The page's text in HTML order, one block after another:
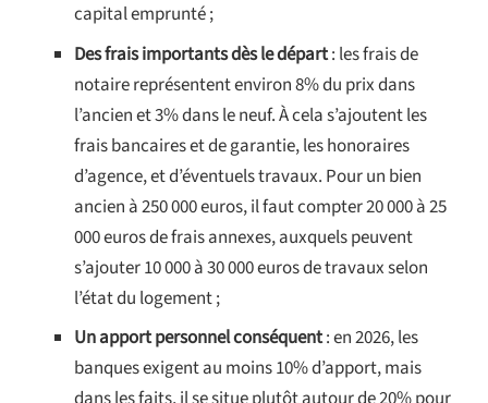
capital emprunté ;
Des frais importants dès le départ: les frais de
notaire représentent environ 8% du prix dans
l’ancien et 3% dans le neuf. À cela s’ajoutent les
frais bancaires et de garantie, les honoraires
d’agence, et d’éventuels travaux. Pour un bien
ancien à 250 000 euros, il faut compter 20 000 à 25
000 euros de frais annexes, auxquels peuvent
s’ajouter 10 000 à 30 000 euros de travaux selon
l’état du logement ;
Un apport personnel conséquent: en 2026, les
banques exigent au moins 10% d’apport, mais